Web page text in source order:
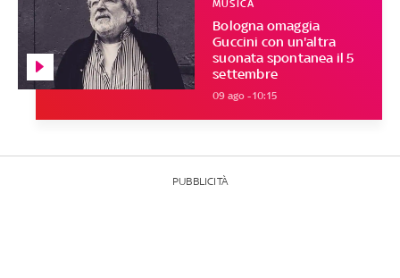
Bologna omaggia
Guccini con un'altra
suonata spontanea il 5
settembre
MUSICA
09 ago - 10:15
PUBBLICITÀ